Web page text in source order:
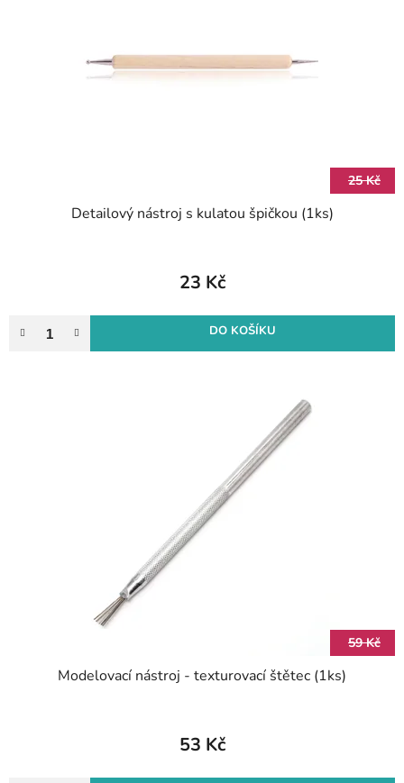
25 Kč
Detailový nástroj s kulatou špičkou (1ks)
23 Kč
DO KOŠÍKU
59 Kč
Modelovací nástroj - texturovací štětec (1ks)
53 Kč